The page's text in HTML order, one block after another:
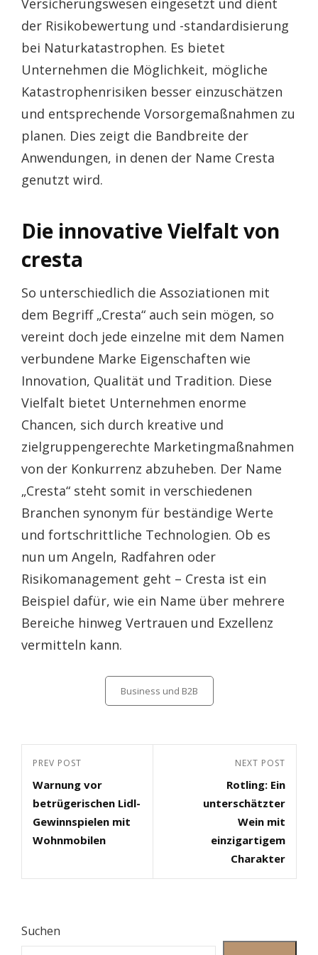
Versicherungswesen eingesetzt und dient
der Risikobewertung und -standardisierung
bei Naturkatastrophen. Es bietet
Unternehmen die Möglichkeit, mögliche
Katastrophenrisiken besser einzuschätzen
und entsprechende Vorsorgemaßnahmen zu
planen. Dies zeigt die Bandbreite der
Anwendungen, in denen der Name Cresta
genutzt wird.
Die innovative Vielfalt von
cresta
So unterschiedlich die Assoziationen mit
dem Begriff „Cresta“ auch sein mögen, so
vereint doch jede einzelne mit dem Namen
verbundene Marke Eigenschaften wie
Innovation, Qualität und Tradition. Diese
Vielfalt bietet Unternehmen enorme
Chancen, sich durch kreative und
zielgruppengerechte Marketingmaßnahmen
von der Konkurrenz abzuheben. Der Name
„Cresta“ steht somit in verschiedenen
Branchen synonym für beständige Werte
und fortschrittliche Technologien. Ob es
nun um Angeln, Radfahren oder
Risikomanagement geht – Cresta ist ein
Beispiel dafür, wie ein Name über mehrere
Bereiche hinweg Vertrauen und Exzellenz
vermitteln kann.
Business und B2B
Beitragsnavigation
Previous
Post
PREV POST
Warnung vor
betrügerischen Lidl-
Gewinnspielen mit
Wohnmobilen
NEXT POST
Rotling: Ein
unterschätzter
Wein mit
einzigartigem
Charakter
Suchen